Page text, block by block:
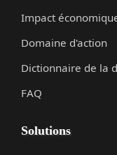
Impact
Domaine d'action
Dictionnaire de la
FAQ
Solutions